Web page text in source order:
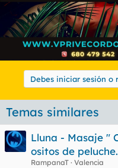
Debes iniciar sesión o
Temas similares
Lluna - Masaje "
ositos de
RampanaT Valencia